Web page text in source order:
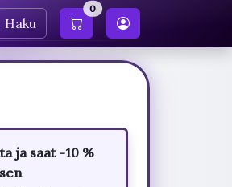
Haku
0
ja saat -10 %